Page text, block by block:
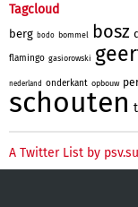
Tagcloud
berg bodo bommel bosz
flamingo gasiorowski
nederland onderkant opbouw
schouten
A Twitter List by